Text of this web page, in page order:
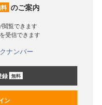
のご案内
閲覧できます
受信できます
ナンバー
録 無料
ン